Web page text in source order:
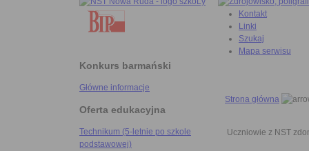
Konkurs barmański
Główne informacje
Oferta edukacyjna
Technikum (5-letnie po szkole
podstawowej)
Kontakt
Linki
Szukaj
Mapa serwisu
Strona główna
Uczniowie z NST